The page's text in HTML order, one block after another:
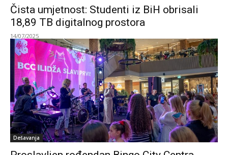
Čista umjetnost: Studenti iz BiH obrisali
18,89 TB digitalnog prostora
14/07/2025
Dešavanja